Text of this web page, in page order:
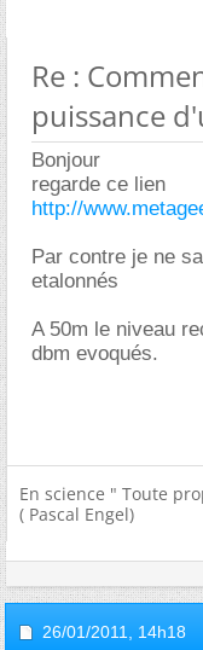
Re :
puissance
Bonjour
regarde ce lien
http://
Par contre je ne
etalonnés
A 50m le niveau
dbm evoqués.
En science " Toute
( Pascal Engel)
26/01/2011, 14h18